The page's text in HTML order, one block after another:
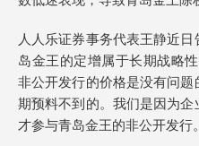
人人乐证券事务代表王静近
岛金王的定增属于长期战略
非公开发行的价格是没有问
期预料不到的。我们是因为
才参与青岛金王的非公开发行